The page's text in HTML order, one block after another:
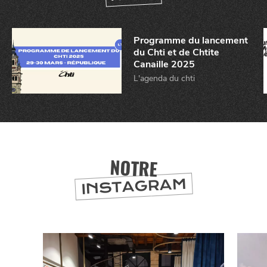
Programme du lancement
du Chti et de Chtite
Canaille 2025
L'agenda du chti
NOTRE
INSTAGRAM
À LILLE
ET SA RÉGION
DEPUIS
1973